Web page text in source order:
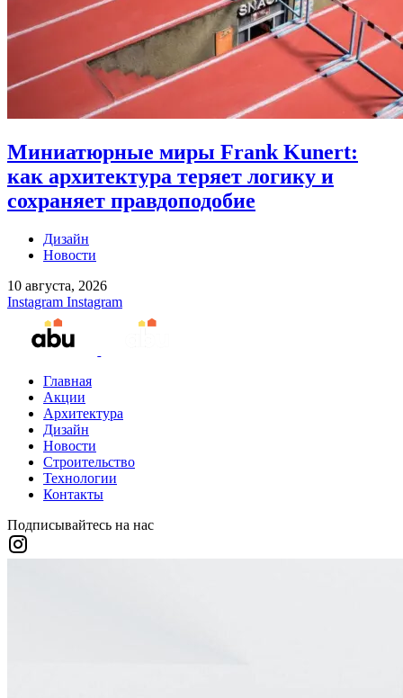
Миниатюрные миры Frank Kunert:
как архитектура теряет логику и
сохраняет правдоподобие
Дизайн
Новости
10 августа, 2026
Instagram Instagram
Главная
Акции
Архитектура
Дизайн
Новости
Строительство
Технологии
Контакты
Подписывайтесь на нас